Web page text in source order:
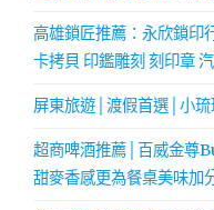
高雄鎖匠推薦：永欣鎖印
卡拷貝 印鑑雕刻 刻印章
屏東旅遊│渡假首選│小
超商啤酒推薦│百威金尊
甜麥香感更為餐桌美味加